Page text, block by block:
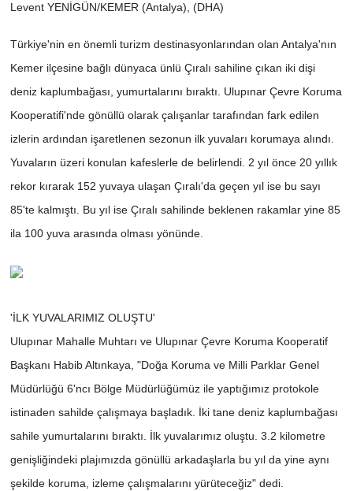
Levent YENİGÜN/KEMER (Antalya), (DHA)
Türkiye'nin en önemli turizm destinasyonlarından olan Antalya'nın
Kemer ilçesine bağlı dünyaca ünlü Çıralı sahiline çıkan iki dişi
deniz kaplumbağası, yumurtalarını bıraktı. Ulupınar Çevre Koruma
Kooperatifi'nde gönüllü olarak çalışanlar tarafından fark edilen
izlerin ardından işaretlenen sezonun ilk yuvaları korumaya alındı.
Yuvaların üzeri konulan kafeslerle de belirlendi. 2 yıl önce 20 yıllık
rekor kırarak 152 yuvaya ulaşan Çıralı'da geçen yıl ise bu sayı
85'te kalmıştı. Bu yıl ise Çıralı sahilinde beklenen rakamlar yine 85
ila 100 yuva arasında olması yönünde.
'İLK YUVALARIMIZ OLUŞTU'
Ulupınar Mahalle Muhtarı ve Ulupınar Çevre Koruma Kooperatif
Başkanı Habib Altınkaya, "Doğa Koruma ve Milli Parklar Genel
Müdürlüğü 6'ncı Bölge Müdürlüğümüz ile yaptığımız protokole
istinaden sahilde çalışmaya başladık. İki tane deniz kaplumbağası
sahile yumurtalarını bıraktı. İlk yuvalarımız oluştu. 3.2 kilometre
genişliğindeki plajımızda gönüllü arkadaşlarla bu yıl da yine aynı
şekilde koruma, izleme çalışmalarını yürüteceğiz" dedi.